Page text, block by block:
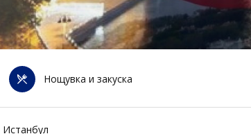
Нощувка и закуска